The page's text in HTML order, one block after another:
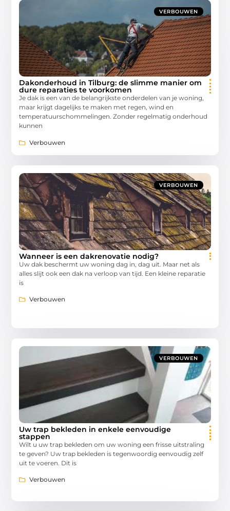
VERBOUWEN
Dakonderhoud in Tilburg: de slimme manier om
dure reparaties te voorkomen
Je dak is een van de belangrijkste onderdelen van je woning,
maar krijgt dagelijks te maken met regen, wind en
temperatuurschommelingen. Zonder regelmatig onderhoud
kunnen
Verbouwen
VERBOUWEN
Wanneer is een dakrenovatie nodig?
Uw dak beschermt uw woning dag in, dag uit. Maar net als
alles slijt ook een dak na verloop van tijd. Een kleine reparatie
is
Verbouwen
VERBOUWEN
Uw trap bekleden in enkele eenvoudige
stappen
Wilt u uw trap bekleden om uw woning een frisse uitstraling
te geven? Uw trap bekleden is tegenwoordig eenvoudig zelf
uit te voeren. Dit is
Verbouwen